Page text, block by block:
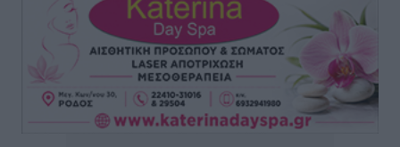
Τοπικές Ειδήσεις πριν 15 ώρες
Συναυλία με τον Γιάννη Κότσιρα στις 21 Αυγούστου
Πολιτιστικά• πριν 15 ώρες
Έκτακτη συνεδρίαση της Δημοτικής Επιτροπής Ρόδου